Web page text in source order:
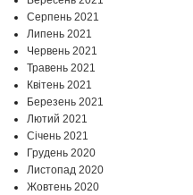
Серпень 2021
Липень 2021
Червень 2021
Травень 2021
Квітень 2021
Березень 2021
Лютий 2021
Січень 2021
Грудень 2020
Листопад 2020
Жовтень 2020